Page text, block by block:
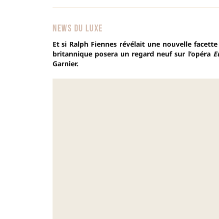
NEWS DU LUXE
Et si Ralph Fiennes révélait une nouvelle
britannique posera un regard neuf sur l’opéra
Garnier.